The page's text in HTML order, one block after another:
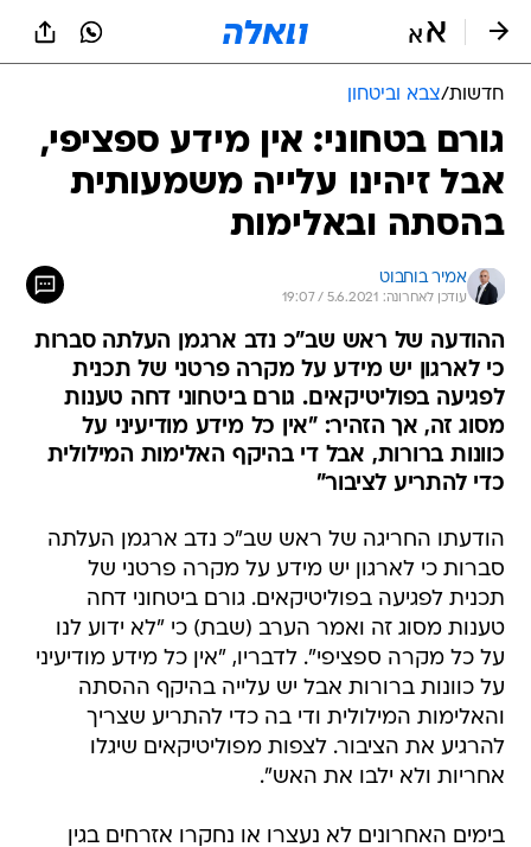
חדשות/צבא וביטחון
גורם בטחוני: אין מידע ספציפי,
אבל זיהינו עלייה משמעותית
בהסתה ובאלימות
אמיר בוחבוט
עודכן לאחרונה: 5.6.2021 / 19:07
ההודעה של ראש שב"כ נדב ארגמן העלתה סברות
כי לארגון יש מידע על מקרה פרטני של תכנית
לפגיעה בפוליטיקאים. גורם ביטחוני דחה טענות
מסוג זה, אך הזהיר: "אין כל מידע מודיעיני על
כוונות ברורות, אבל די בהיקף האלימות המילולית
כדי להתריע לציבור"
הודעתו החריגה של ראש שב"כ נדב ארגמן העלתה
סברות כי לארגון יש מידע על מקרה פרטני של
תכנית לפגיעה בפוליטיקאים. גורם ביטחוני דחה
טענות מסוג זה ואמר הערב (שבת) כי "לא ידוע לנו
על כל מקרה ספציפי". לדבריו, "אין כל מידע מודיעיני
על כוונות ברורות אבל יש עלייה בהיקף ההסתה
והאלימות המילולית ודי בה כדי להתריע שצריך
להרגיע את הציבור. לצפות מפוליטיקאים שיגלו
אחריות ולא ילבו את האש".
בימים האחרונים לא נעצרו או נחקרו אזרחים בגין